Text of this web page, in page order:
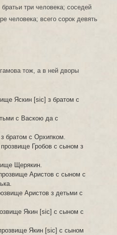
три человека; соседей
человека; всего сорок девять
тож, а в ней дворы
Яскин [sic] з братом с
с Васкою да с
братом с Орхипком.
Гробов с сыном з
Щерякин.
Аристов с сыном с
Аристов з детьми с
Якин [sic] с сыном с
Якин [sic] с сыном